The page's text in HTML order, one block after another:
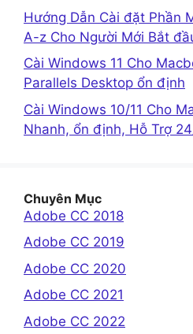
Hướng Dẫn Cài đặt Phần
A-z Cho Người Mới Bắt
Cài Windows 11 Cho
Parallels Desktop ổn định
Cài Windows 10/11 Cho
Nhanh, ổn định, Hỗ Trợ
Chuyên Mục
Adobe CC 2018
Adobe CC 2019
Adobe CC 2020
Adobe CC 2021
Adobe CC 2022